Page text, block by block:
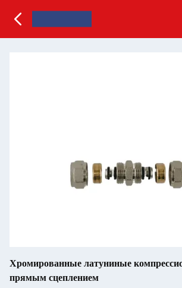
Хромированные латуниные
прямым сцеплением